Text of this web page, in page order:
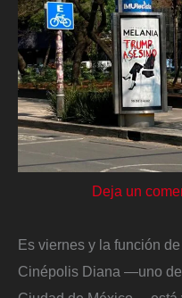
Deja un
Es viernes y la función
Cinépolis Diana —uno